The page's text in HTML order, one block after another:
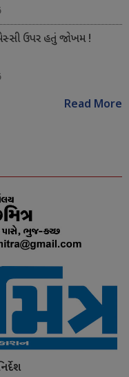
મેસ્સી ઉપર હતું જોખમ !
Read More